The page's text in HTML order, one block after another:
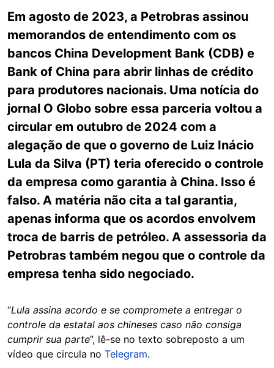
Em agosto de 2023, a Petrobras assinou
memorandos de entendimento com os
bancos China Development Bank (CDB) e
Bank of China para abrir linhas de crédito
para produtores nacionais. Uma notícia do
jornal O Globo sobre essa parceria voltou a
circular em outubro de 2024 com a
alegação de que o governo de Luiz Inácio
Lula da Silva (PT) teria oferecido o controle
da empresa como garantia à China. Isso é
falso. A matéria não cita a tal garantia,
apenas informa que os acordos envolvem
troca de barris de petróleo. A assessoria da
Petrobras também negou que o controle da
empresa tenha sido negociado.
“Lula assina acordo e se compromete a entregar o
controle da estatal aos chineses caso não consiga
cumprir sua parte”, lê-se no texto sobreposto a um
vídeo que circula no Telegram.